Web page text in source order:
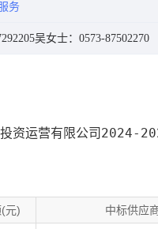
务
吴女士：0573-87502270
资运营有限公司2024-
元) 中标供应